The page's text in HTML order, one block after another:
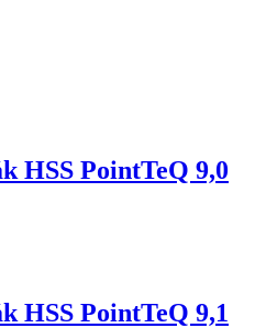
HSS PointTeQ 9,0
HSS PointTeQ 9,1